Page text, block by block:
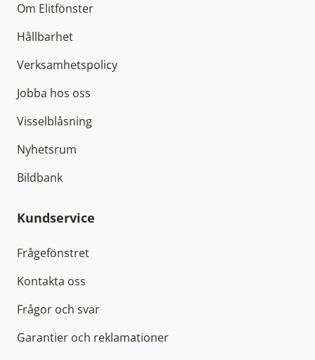
Om Elitfönster
Hållbarhet
Verksamhetspolicy
Jobba hos oss
Visselblåsning
Nyhetsrum
Bildbank
Kundservice
Frågefönstret
Kontakta oss
Frågor och svar
Garantier och reklamationer